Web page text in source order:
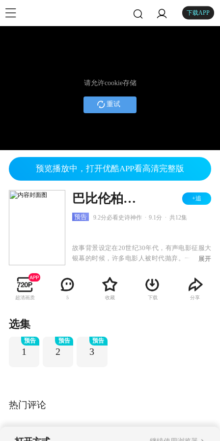
下载APP
请允许cookie存储
重试
预览播放中，打开优酷APP看高清完整版
巴比伦柏林 第三季 +追
预告 9.2分必看史诗神作 9.1分 共12集
故事背景设定在20世纪30年代，有声电影征服大
银幕的时候，许多电影人被时代抛弃。一个巨星
发现了这个光鲜亮丽的产业的黑暗面。
展开
超清画质 5 收藏 下载 分享
选集
1
预告
2
预告
3
预告
热门评论